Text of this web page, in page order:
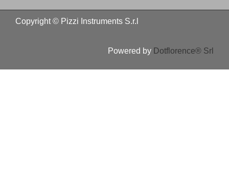
Copyright © Pizzi Instruments S.r.l
Powered by Dotflorence® Srl